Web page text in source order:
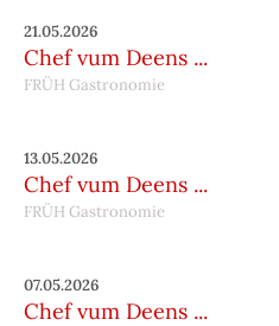
21.05.2026
Chef vum Deens ...
FRÜH Gastronomie
13.05.2026
Chef vum Deens ...
FRÜH Gastronomie
07.05.2026
Chef vum Deens ...